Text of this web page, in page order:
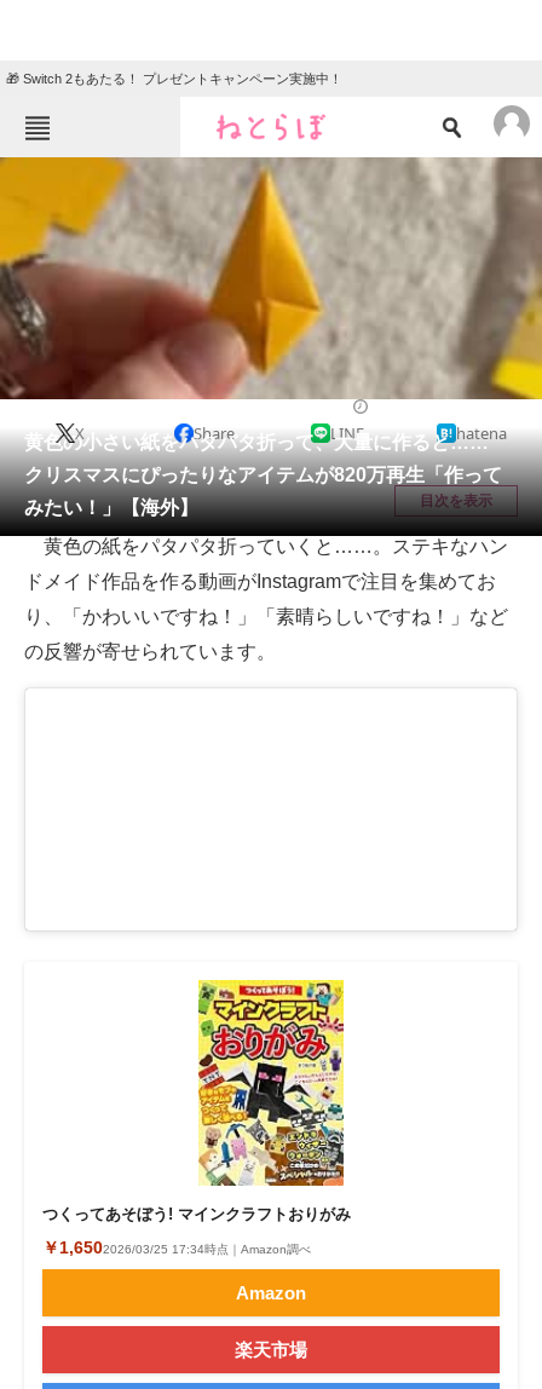
🎁 Switch 2もあたる！ プレゼントキャンペーン実施中！
ねとらぼメニュー
ニュース
エンタメ クイズ
グルメ 地域
住まい 教育・育児
動物
会員記事
メディア
注目記事を集めた総合ページ
ITの今と未来を見通す
スマホと通信の最新トレンド
マーケ×ITの今がよく分かる
ITエンジニア向け専門サイト
企業向けIT製品の総合サイト
IT製品の技術・比較・事例
製造業のIT導入・活用を支援
モノづくり技術者専門サイト
エレクトロニクス専門サイト
電子設計の基本と応用
黄色の小さい紙をパタパタ折って、大量に作ると……
クリスマスにぴったりなアイテムが820万再生「作って
みたい！」【海外】
X Share LINE hatena
目次を表示
黄色の紙をパタパタ折っていくと……。ステキなハン
ドメイド作品を作る動画がInstagramで注目を集めてお
り、「かわいいですね！」「素晴らしいですね！」など
の反響が寄せられています。
つくってあそぼう! マインクラフトおりがみ
￥1,6502026/03/25 17:34時点｜Amazon調べ
Amazon
楽天市場